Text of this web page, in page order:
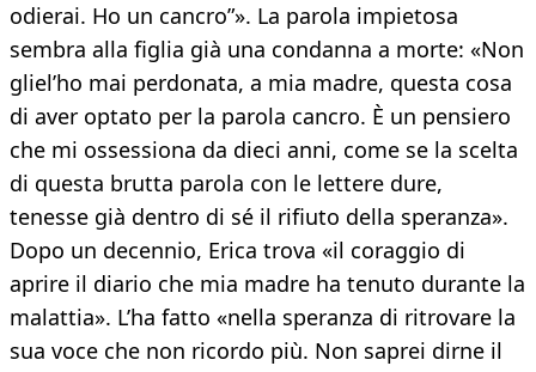
odierai. Ho un cancro”». La parola impietosa
sembra alla figlia già una condanna a morte: «Non
gliel’ho mai perdonata, a mia madre, questa cosa
di aver optato per la parola cancro. È un pensiero
che mi ossessiona da dieci anni, come se la scelta
di questa brutta parola con le lettere dure,
tenesse già dentro di sé il rifiuto della speranza».
Dopo un decennio, Erica trova «il coraggio di
aprire il diario che mia madre ha tenuto durante la
malattia». L’ha fatto «nella speranza di ritrovare la
sua voce che non ricordo più. Non saprei dirne il